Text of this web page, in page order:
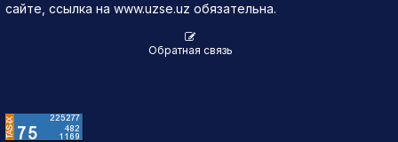
сайте, ссылка на www.uzse.uz обязательна.
Обратная связь